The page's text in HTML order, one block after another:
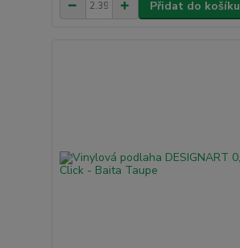
Přidat do košíku